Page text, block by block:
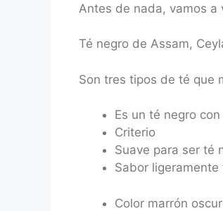
Antes de nada, vamos
Té negro de Assam,
Son tres tipos de té que
Es un té negro
Criterio
Suave para ser té
Sabor ligeramente
Color marrón